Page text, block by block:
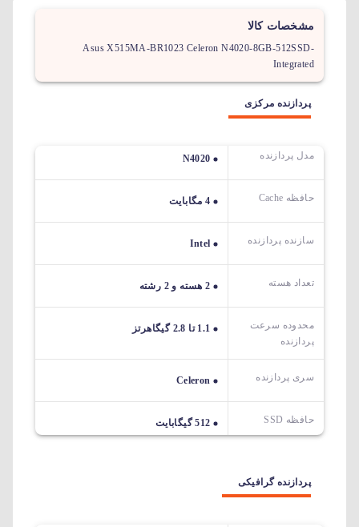
مشخصات کالا
Asus X515MA-BR1023 Celeron N4020-8GB-512SSD-
Integrated
پردازنده مرکزی
مدل پردازنده N4020
حافظه Cache 4 مگابایت
سازنده پردازنده Intel
تعداد هسته 2 هسته و 2 رشته
محدوده سرعت
پردازنده
1.1 تا 2.8 گیگاهرتز
سری پردازنده Celeron
حافظه SSD 512 گیگابایت
پردازنده گرافیکی